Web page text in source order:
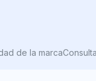
de la marca